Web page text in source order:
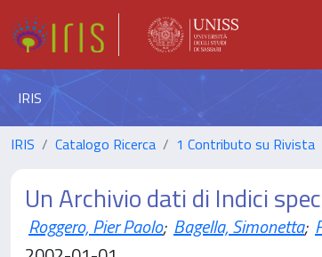
IRIS
IRIS Catalogo Ricerca 1 Contributo su Rivista
Un Archivio dati di Indici
Roggero, Pier Paolo; Bagella, Simonetta;